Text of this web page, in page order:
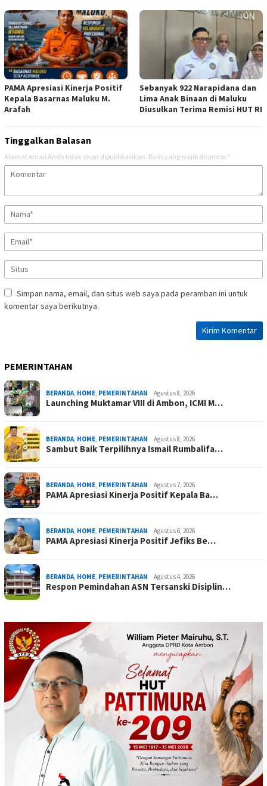
PAMA Apresiasi Kinerja Positif
Kepala Basarnas Maluku M.
Arafah
Sebanyak 922 Narapidana dan
Lima Anak Binaan di Maluku
Diusulkan Terima Remisi HUT RI
Tinggalkan Balasan
Alamat email Anda tidak akan dipublikasikan. Ruas yang wajib ditandai *
Simpan nama, email, dan situs web saya pada peramban ini untuk
komentar saya berikutnya.
PEMERINTAHAN
BERANDA, HOME, PEMERINTAHAN Agustus 8, 2026
Launching Muktamar VIII di Ambon, ICMI M…
BERANDA, HOME, PEMERINTAHAN Agustus 8, 2026
Sambut Baik Terpilihnya Ismail Rumbalifa…
BERANDA, HOME, PEMERINTAHAN Agustus 7, 2026
PAMA Apresiasi Kinerja Positif Kepala Ba…
BERANDA, HOME, PEMERINTAHAN Agustus 6, 2026
PAMA Apresiasi Kinerja Positif Jefiks Be…
BERANDA, HOME, PEMERINTAHAN Agustus 4, 2026
Respon Pemindahan ASN Tersanski Disiplin…